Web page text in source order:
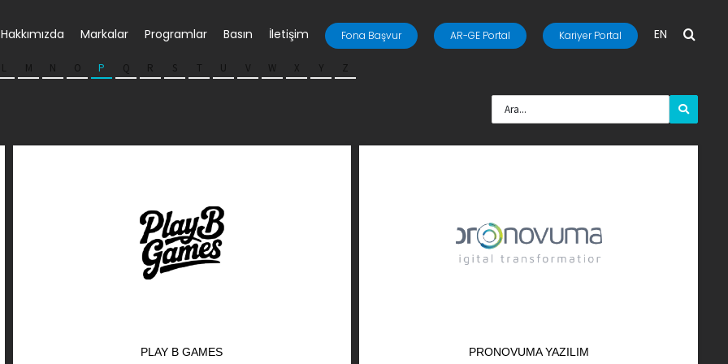
Hakkımızda Markalar Programlar Basın İletişim Fona Başvur AR-GE Portal Kariyer Portal EN
L M N O P Q R S T U V W X Y Z
PLAY B GAMES PRONOVUMA YAZILIM